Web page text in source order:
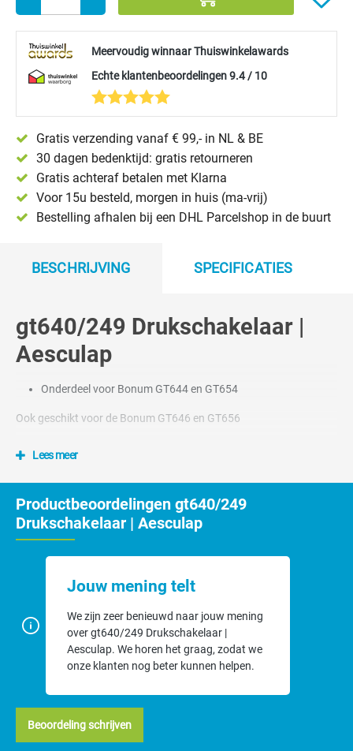
Meervoudig winnaar Thuiswinkelawards
Echte klantenbeoordelingen 9.4 / 10
Gratis verzending vanaf € 99,- in NL & BE
30 dagen bedenktijd: gratis retourneren
Gratis achteraf betalen met Klarna
Voor 15u besteld, morgen in huis (ma-vrij)
Bestelling afhalen bij een DHL Parcelshop in de buurt
BESCHRIJVING SPECIFICATIES
gt640/249 Drukschakelaar |
Aesculap
Onderdeel voor Bonum GT644 en GT654
Ook geschikt voor de Bonum GT646 en GT656
Lees meer
Productbeoordelingen gt640/249
Drukschakelaar | Aesculap
Jouw mening telt
We zijn zeer benieuwd naar jouw mening
over gt640/249 Drukschakelaar |
Aesculap. We horen het graag, zodat we
onze klanten nog beter kunnen helpen.
Beoordeling schrijven